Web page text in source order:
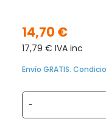
14,70 €
17,79 € IVA inc
Envío GRATIS.
-